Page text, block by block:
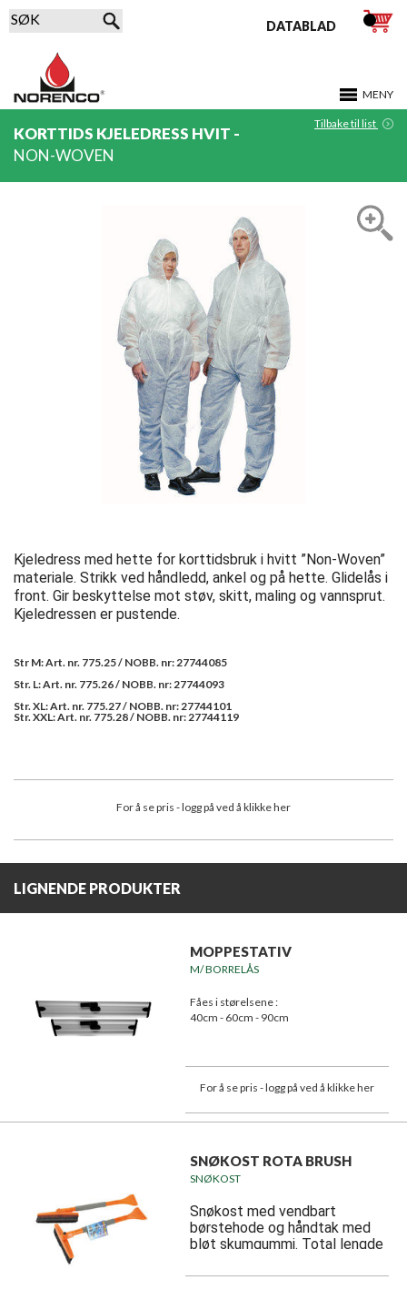
MENY
DATABLAD
KORTTIDS KJELEDRESS HVIT -
NON-WOVEN
Tilbake til list
Kjeledress med hette for korttidsbruk i hvitt ”Non-Woven”
materiale. Strikk ved håndledd, ankel og på hette. Glidelås i
front. Gir beskyttelse mot støv, skitt, maling og vannsprut.
Kjeledressen er pustende.
Str M: Art. nr. 775.25 / NOBB. nr: 27744085
Str. L: Art. nr. 775.26 / NOBB. nr: 27744093
Str. XL: Art. nr. 775.27 / NOBB. nr: 27744101
Str. XXL: Art. nr. 775.28 / NOBB. nr: 27744119
For å se pris - logg på ved å klikke her
LIGNENDE PRODUKTER
MOPPESTATIV
M/ BORRELÅS
Fåes i størelsene :
40cm - 60cm - 90cm
For å se pris - logg på ved å klikke her
SNØKOST ROTA BRUSH
SNØKOST
Snøkost med vendbart
børstehode og håndtak med
bløt skumgummi. Total lengde